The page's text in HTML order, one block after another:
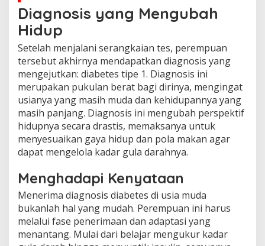
Diagnosis yang Mengubah
Hidup
Setelah menjalani serangkaian tes, perempuan
tersebut akhirnya mendapatkan diagnosis yang
mengejutkan: diabetes tipe 1. Diagnosis ini
merupakan pukulan berat bagi dirinya, mengingat
usianya yang masih muda dan kehidupannya yang
masih panjang. Diagnosis ini mengubah perspektif
hidupnya secara drastis, memaksanya untuk
menyesuaikan gaya hidup dan pola makan agar
dapat mengelola kadar gula darahnya.
Menghadapi Kenyataan
Menerima diagnosis diabetes di usia muda
bukanlah hal yang mudah. Perempuan ini harus
melalui fase penerimaan dan adaptasi yang
menantang. Mulai dari belajar mengukur kadar